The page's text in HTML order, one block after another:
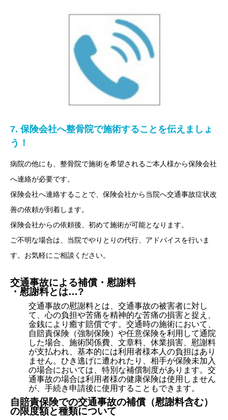
7. 保険会社へ整骨院で施術することを伝えましょ
う！
病院の他にも、整骨院で施術を希望されるご本人様から保険会社
へ連絡が必要です。
保険会社へ連絡することで、保険会社から当院へ交通事故症状改
善の依頼が到着します。
保険会社からの依頼後、初めて施術が可能となります。
ご不明な場合は、当院でやりとりの代行、アドバイスを行いま
す。お気軽にご相談ください。
交通事故による補償・慰謝料
・慰謝料とは…?
交通事故の慰謝料とは、交通事故の被害者に対し
て、心の負担や苦痛を精神的な苦痛の損害と捉え、
金銭により癒す賠償です。交通時の施術において、
自賠責保険（強制保険）や任意保険を利用して通院
した場合、施術関係費、文章料、休業損害、慰謝料
が支払われ、基本的には利用者様本人の負担はあり
ません。ひき逃げに遭われたり、相手が保険未加入
の場合においては、特別な補償制度があります。交
通事故の場合は利用者様の健康保険は使用しません
が、手続き申請後に使用することもできます。
自賠責保険での交通事故の補償（慰謝料含む）
の限度額と種類について